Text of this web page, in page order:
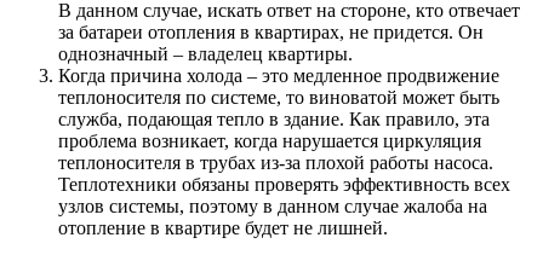
В данном случае, искать ответ на стороне, кто отвечает
за батареи отопления в квартирах, не придется. Он
однозначный – владелец квартиры.
Когда причина холода – это медленное продвижение
теплоносителя по системе, то виноватой может быть
служба, подающая тепло в здание. Как правило, эта
проблема возникает, когда нарушается циркуляция
теплоносителя в трубах из-за плохой работы насоса.
Теплотехники обязаны проверять эффективность всех
узлов системы, поэтому в данном случае жалоба на
отопление в квартире будет не лишней.